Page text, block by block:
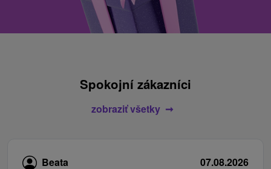
Spokojní zákazníci
zobraziť všetky
Beata
07.08.2026